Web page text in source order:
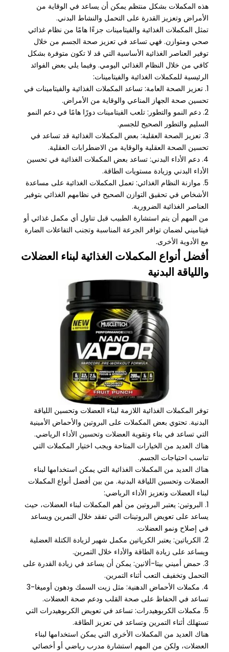
هذه المكملات بشكل منتظم يمكن أن يساعد في الوقاية من
الأمراض وتعزيز القدرة على التحمل والنشاط البدني.
تمثل المكملات الغذائية والفيتامينات جزءًا هامًا من نظام غذائي
صحي ومتوازن. فهي تساعد في تعزيز صحة الجسم من خلال
توفير العناصر الغذائية الأساسية التي قد لا تكون متوفرة بشكل
كافي من خلال النظام الغذائي اليومي. وفيما يلي بعض الفوائد
الرئيسية للمكملات الغذائية والفيتامينات:
1. تعزيز الصحة العامة: تساعد المكملات الغذائية والفيتامينات في
تحسين صحة الجهاز المناعي والوقاية من الأمراض.
2. دعم النمو والتطور: تلعب الفيتامينات دورًا هامًا في دعم النمو
السليم والتطور الصحيح للجسم.
3. تعزيز الصحة العقلية: بعض المكملات الغذائية قد تساعد في
تحسين الصحة العقلية والوقاية من الاضطرابات العقلية.
4. دعم الأداء البدني: تساعد بعض المكملات الغذائية في تحسين
الأداء البدني وزيادة مستويات الطاقة.
5. موازنة النظام الغذائي: تعمل المكملات الغذائية على مساعدة
الأشخاص في تحقيق التوازن الصحيح في نظامهم الغذائي بتوفير
العناصر الغذائية الضرورية.
من المهم أن يتم استشارة الطبيب قبل تناول أي مكمل غذائي أو
فيتاميني لضمان توافر الجرعة المناسبة وتجنب التفاعلات الضارة
مع الأدوية الأخرى.
أفضل أنواع المكملات الغذائية لبناء العضلات
واللياقة البدنية
توفر المكملات الغذائية اللازمة لبناء العضلات وتحسين اللياقة
البدنية. تحتوي بعض المكملات على البروتين والأحماض الأمينية
التي تساعد في بناء وتقوية العضلات وتحسين الأداء الرياضي.
هناك العديد من الخيارات المتاحة ويجب اختيار المكملات التي
تناسب احتياجات الجسم.
هناك العديد من المكملات الغذائية التي يمكن استخدامها لبناء
العضلات وتحسين اللياقة البدنية. من بين أفضل أنواع المكملات
لبناء العضلات وتعزيز الأداء الرياضي:
1. البروتين: يعتبر البروتين من أهم المكملات لبناء العضلات، حيث
يساعد على تعويض البروتينات التي تفقد خلال التمرين ويساعد
في إصلاح ونمو العضلات.
2. الكرياتين: يعتبر الكرياتين مكمل شهير لزيادة الكتلة العضلية
ويساعد على زيادة الطاقة والأداء خلال التمرين.
3. حمض أميني بيتا-ألانين: يمكن أن يساعد في زيادة القدرة على
التحمل وتخفيف التعب أثناء التمرين.
4. مكملات الأحماض الدهنية: مثل زيت السمك ودهون أوميغا-3
تساعد في الحفاظ على صحة القلب ودعم صحة العضلات.
5. مكملات الكربوهيدرات: تساعد في تعويض الكربوهيدرات التي
تستهلك أثناء التمرين وتساعد في تعزيز الطاقة.
هناك العديد من المكملات الأخرى التي يمكن استخدامها لبناء
العضلات، ولكن من المهم استشارة مدرب رياضي أو أخصائي